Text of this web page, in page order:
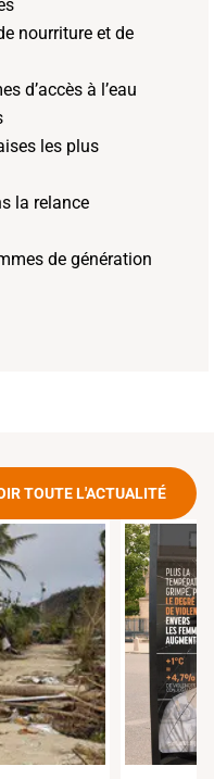
nourriture et de
d’accès à l’eau
les plus
la relance
de génération
TOUTE L'ACTUALITÉ